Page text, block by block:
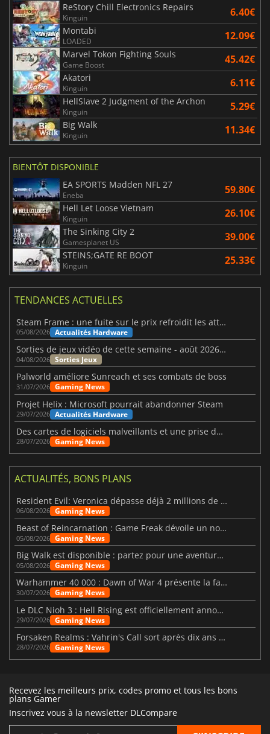
ReStory Chill Electronics Repairs
Kinguin 6.40€
Montabi
LOADED 12.09€
Marvel Tokon Fighting Souls
Game Boost 45.42€
Akatori
Kinguin 6.11€
HellSlave 2 Judgment of the Archon
Kinguin 5.29€
Big Walk
Kinguin 11.34€
BIENTÔT DISPONIBLE
EA SPORTS Madden NFL 27
Eneba 59.80€
Hell Let Loose Vietnam
Kinguin 26.10€
The Sinking City 2
Gamesplanet US 39.00€
STEINS;GATE RE BOOT
Kinguin 25.33€
TENDANCES ACTUELLES
Steam Frame : une fuite sur le prix refroidit les attentes VR
05/08/2026 Actualités Hardware
Sorties de jeux vidéo de cette semaine - août 2026 (semaine 32)
04/08/2026 Sorties Jeux
Palworld améliore Sunreach et ses combats de boss
31/07/2026 Gaming News
Projet Helix : Microsoft pourrait abandonner Steam
29/07/2026 Actualités Hardware
Des cartes de logiciels malveillants et une prise de contrôle de Discord ont touché Meccha Chameleon
28/07/2026 Gaming News
ACTUALITÉS, BONS PLANS
Resident Evil: Veronica dépasse déjà 2 millions de wishlists
06/08/2026 Gaming News
Beast of Reincarnation : Game Freak dévoile un nouveau pari
05/08/2026 Gaming News
Big Walk est disponible : partez pour une aventure entre amis
05/08/2026 Gaming News
Warhammer 40 000 : Dawn of War 4 présente la faction des Nécrons
30/07/2026 Gaming News
Le DLC Nioh 3 : Hell Rising est officiellement annoncé
29/07/2026 Gaming News
Forsaken Realms : Vahrin's Call sort après dix ans de développement
28/07/2026 Gaming News
Recevez les meilleurs prix, codes promo et tous les bons
plans Gamer
Inscrivez vous à la newsletter DLCompare